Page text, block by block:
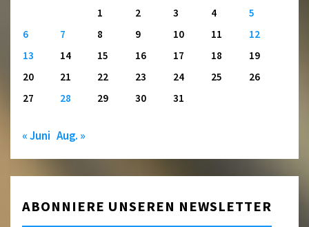
1
2 3 4
5
6
7 8 9 10 11
12
13
14 15 16 17 18
19
20
21 22 23 24 25
26
27
28 29 30 31
« Juni Aug. »
ABONNIERE UNSEREN NEWSLETTER